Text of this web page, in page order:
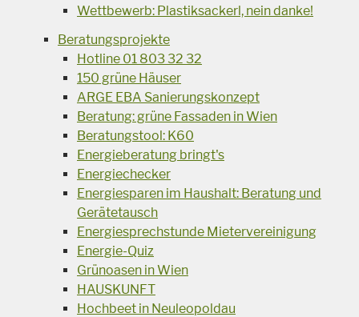
Wettbewerb: Plastiksackerl, nein danke!
Beratungsprojekte
Hotline 01 803 32 32
150 grüne Häuser
ARGE EBA Sanierungskonzept
Beratung: grüne Fassaden in Wien
Beratungstool: K60
Energieberatung bringt's
Energiechecker
Energiesparen im Haushalt: Beratung und
Gerätetausch
Energiesprechstunde Mietervereinigung
Energie-Quiz
Grünoasen in Wien
HAUSKUNFT
Hochbeet in Neuleopoldau